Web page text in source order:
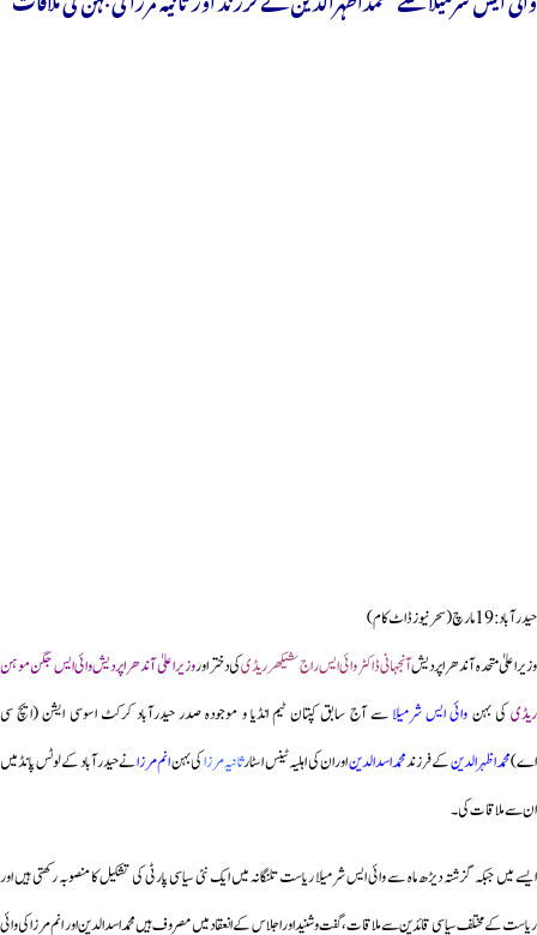
حیدرآباد: 19 مارچ (سحرنیوزڈاٹ کام)
وزیراعلیٰ متحدہ آندھرا پردیشآنجہانی ڈاکٹر وائی ایس راج شیکھر ریڈیکی دختر اوروزیر اعلیٰ آندھرا پردیش وائی ایس جگن موہن
ریڈیکی بہنوائی ایس شرمیلاسے آج سابق کپتان ٹیم انڈیا و موجودہ صدر حیدرآباد کرکٹ اسوسی ایشن (ایچ سی
اے)محمداظہرالدینکے فرزندمحمداسدالدیناوران کی اہلیہ ٹینس اسٹارثانیہ مرزاکی بہنانم مرزانے حیدرآباد کے لوٹس پانڈ میں
ان سے ملاقات کی۔
ایسے میں جبکہ گزشتہ دیڑھ ماہ سے وائی ایس شرمیلا ریاست تلنگانہ میں ایک نئی سیاسی پارٹی کی تشکیل کا منصوبہ رکھتی ہیں اور
ریاست کے مختلف سیاسی قائدین سے ملاقات، گفت و شنیداور اجلاس کے انعقاد میں مصروف ہیں محمداسدالدین اور انم مرزا کی وائی